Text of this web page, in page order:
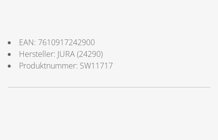
EAN: 7610917242900
Hersteller: JURA(24290)
Produktnummer: SW11717